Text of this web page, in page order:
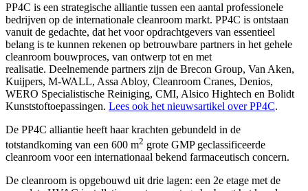
PP4C is een strategische alliantie tussen een aantal professionele
bedrijven op de internationale cleanroom markt. PP4C is ontstaan
vanuit de gedachte, dat het voor opdrachtgevers van essentieel
belang is te kunnen rekenen op betrouwbare partners in het gehele
cleanroom bouwproces, van ontwerp tot en met
realisatie. Deelnemende partners zijn de Brecon Group, Van Aken,
Kuijpers, M-WALL, Assa Abloy, Cleanroom Cranes, Denios,
WERO Specialistische Reiniging, CMI, Alsico Hightech en Bolidt
Kunststoftoepassingen. Lees ook het nieuwsartikel over PP4C.
De PP4C alliantie heeft haar krachten gebundeld in de
totstandkoming van een 600 m2 grote GMP geclassificeerde
cleanroom voor een internationaal bekend farmaceutisch concern.
De cleanroom is opgebouwd uit drie lagen: een 2e etage met de